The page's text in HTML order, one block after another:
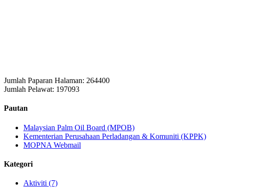
Jumlah Paparan Halaman: 264400
Jumlah Pelawat: 197093
Pautan
Malaysian Palm Oil Board (MPOB)
Kementerian Perusahaan Perladangan & Komuniti (KPPK)
MOPNA Webmail
Kategori
Aktiviti (7)